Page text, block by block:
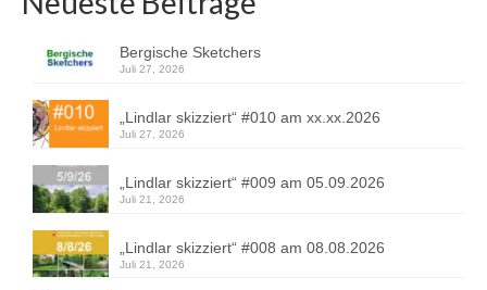
Bergische Sketchers
Juli 27, 2026
„Lindlar skizziert“ #010 am xx.xx.2026
Juli 27, 2026
„Lindlar skizziert“ #009 am 05.09.2026
Juli 21, 2026
„Lindlar skizziert“ #008 am 08.08.2026
Juli 21, 2026